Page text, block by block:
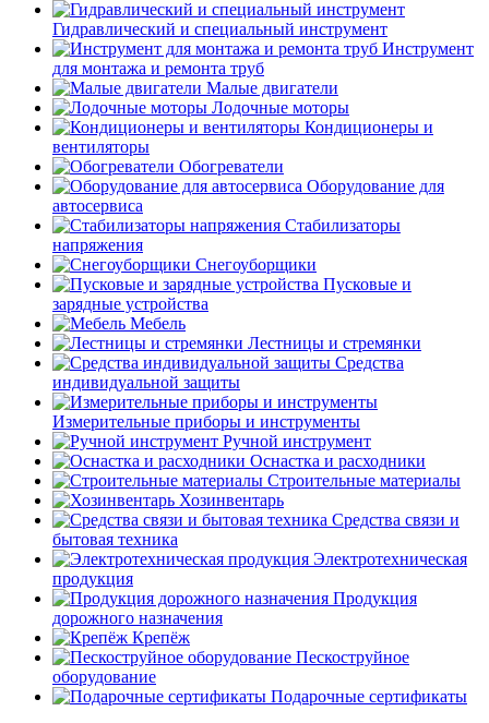
Гидравлический и специальный инструмент
Инструмент
для монтажа и ремонта труб
Малые двигатели
Лодочные моторы
Кондиционеры и
вентиляторы
Обогреватели
Оборудование для
автосервиса
Стабилизаторы
напряжения
Снегоуборщики
Пусковые и
зарядные устройства
Мебель
Лестницы и стремянки
Средства
индивидуальной защиты
Измерительные приборы и инструменты
Ручной инструмент
Оснастка и расходники
Строительные материалы
Хозинвентарь
Средства связи и
бытовая техника
Электротехническая
продукция
Продукция
дорожного назначения
Крепёж
Пескоструйное
оборудование
Подарочные сертификаты